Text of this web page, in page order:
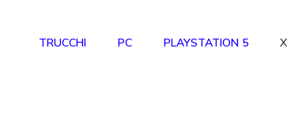
TRUCCHI PC PLAYSTATION 5